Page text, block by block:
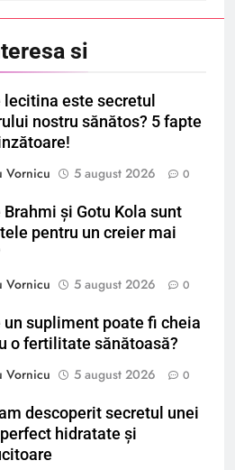
si
lecitina este secretul
nostru sănătos? 5 fapte
Vornicu
5 august 2026 0
Brahmi și Gotu Kola sunt
pentru un creier mai
Vornicu
5 august 2026 0
un supliment poate fi cheia
o fertilitate sănătoasă?
Vornicu
5 august 2026 0
descoperit secretul unei
hidratate și